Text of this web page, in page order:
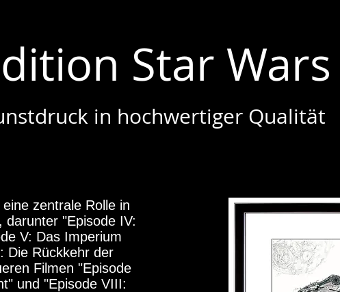
Star Wars
in hochwertiger Qualität
zentrale Rolle in
darunter "Episode IV:
V: Das Imperium
Die Rückkehr der
Filmen "Episode
und "Episode VIII: